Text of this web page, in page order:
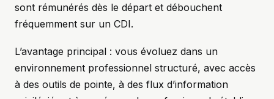
sont rémunérés dès le départ et débouchent
fréquemment sur un CDI.
L’avantage principal : vous évoluez dans un
environnement professionnel structuré, avec accès
à des outils de pointe, à des flux d’information